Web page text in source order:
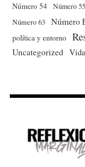
Número 54 Número 55
Número 63 Número
política y entorno
Uncategorized